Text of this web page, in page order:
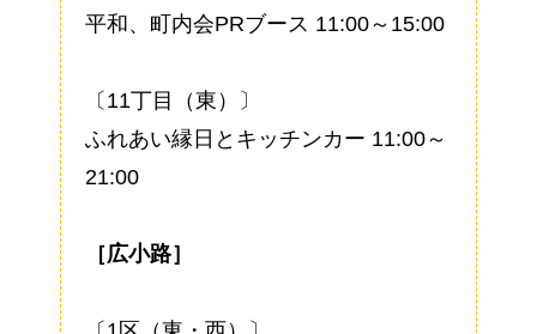
平和、町内会PRブース 11:00～15:00
〔11丁目（東）〕
ふれあい縁日とキッチンカー 11:00～
21:00
［広小路］